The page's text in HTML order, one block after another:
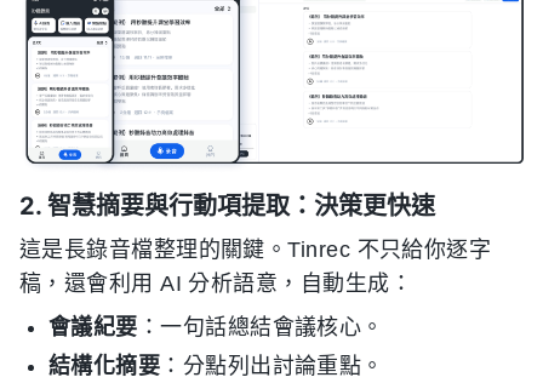
2. 智慧摘要與行動項提取：決策更快速
這是長錄音檔整理的關鍵。Tinrec 不只給你逐字
稿，還會利用 AI 分析語意，自動生成：
會議紀要 ：一句話總結會議核心。
結構化摘要 ：分點列出討論重點。